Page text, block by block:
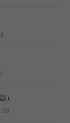
2
）
28